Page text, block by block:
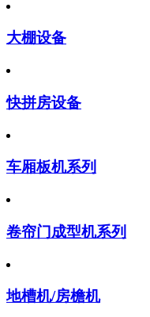
大棚设备
快拼房设备
车厢板机系列
卷帘门成型机系列
地槽机/房檐机